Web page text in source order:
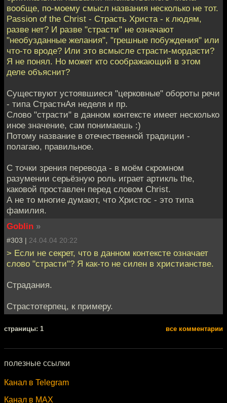
вообще, по-моему смысл названия несколько не тот.
Passion of the Christ - Страсть Христа - к людям,
разве нет? И разве "страсти" не означают
"необузданные желания", "грешные побуждения" или
что-то вроде? Или это всмысле страсти-мордасти?
Я не понял. Но может кто соображающий в этом
деле объяснит?
Существуют устоявшиеся "церковные" обороты речи
- типа СтрастнАя неделя и пр.
Слово "страсти" в данном контексте имеет несколько
иное значение, сам понимаешь :)
Потому название в отечественной традиции -
полагаю, правильное.
С точки зрения перевода - в моём скромном
разумении серьёзную роль играет артикль the,
каковой проставлен перед словом Christ.
А не то многие думают, что Христос - это типа
фамилия.
Goblin »
#303 | 24.04.04 20:22
> Если не секрет, что в данном контексте означает
слово "страсти"? Я как-то не силен в христианстве.
Страдания.
Страстотерпец, к примеру.
cтраницы: 1 все комментарии
полезные ссылки
Канал в Telegram
Канал в MAX